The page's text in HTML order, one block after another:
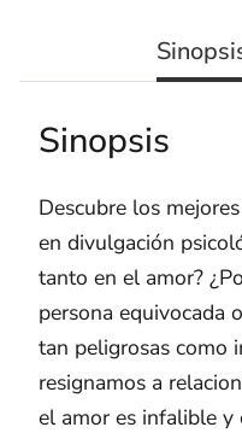
Sinopsis
Descubre los
en divulgación
tanto en el amor?
persona equivocada
tan peligrosas como
resignamos a
el amor es infalible